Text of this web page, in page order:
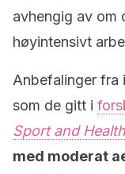
avhengig av om
høyintensivt
Anbefalinger fra
som de gitt i
Sport and
med moderat